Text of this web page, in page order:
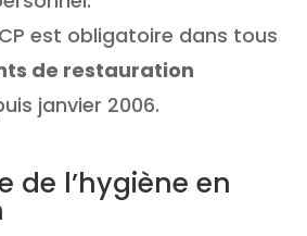
est obligatoire dans tous
de restauration
janvier 2006.
de l’hygiène en